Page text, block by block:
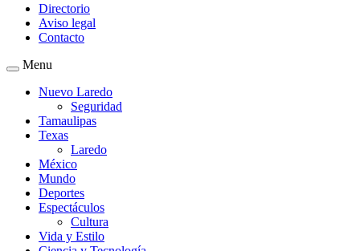
Directorio
Aviso legal
Contacto
Menu
Nuevo Laredo
Seguridad
Tamaulipas
Texas
Laredo
México
Mundo
Deportes
Espectáculos
Cultura
Vida y Estilo